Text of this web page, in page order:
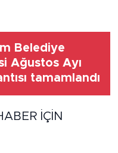
Belediye
Ağustos Ayı
tamamlandı
İÇİN